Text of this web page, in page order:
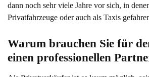
dann noch sehr viele Jahre vor sich, in
Privatfahrzeuge oder auch als Taxis
Warum brauchen Sie für
einen professionellen